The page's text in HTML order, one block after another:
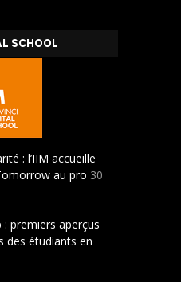
SCHOOL
: l’IIM accueille
au pro 30
premiers aperçus
des étudiants en